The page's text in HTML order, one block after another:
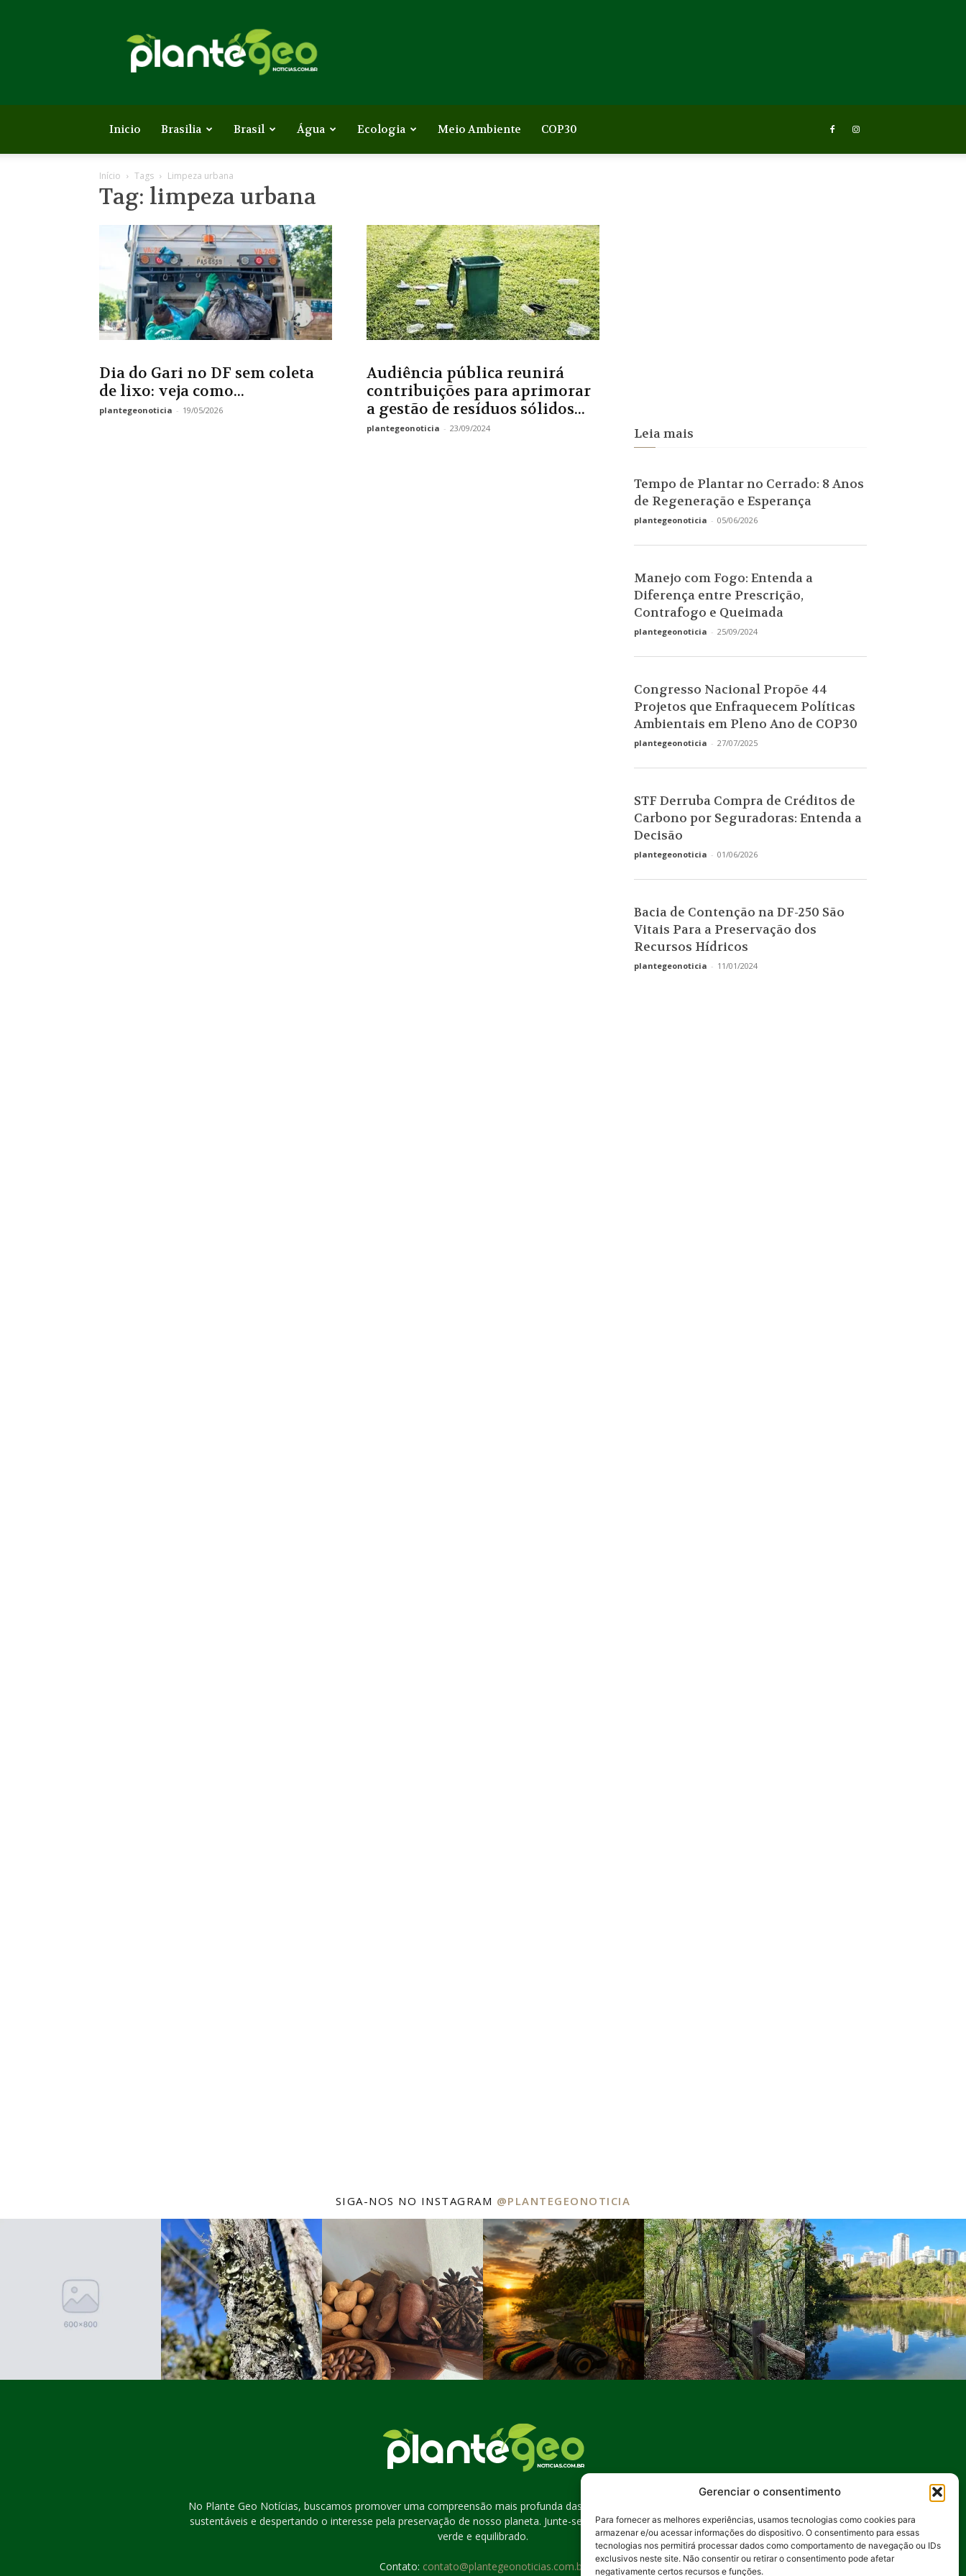
Gerenciar o consentimento
Para fornecer as melhores experiências, usamos tecnologias como cookies para
armazenar e/ou acessar informações do dispositivo. O consentimento para essas
tecnologias nos permitirá processar dados como comportamento de navegação ou IDs
exclusivos neste site. Não consentir ou retirar o consentimento pode afetar
negativamente certos recursos e funções.
Geo
Inicio Brasilia Brasil Água Ecologia Meio Ambiente COP30
Início Tags Limpeza urbana
Tag: limpeza urbana
Dia do Gari no DF sem coleta
de lixo: veja como...
plantegeonoticia - 19/05/2026
Audiência pública reunirá
contribuições para aprimorar
a gestão de resíduos sólidos...
plantegeonoticia - 23/09/2024 Leia mais
Tempo de Plantar no Cerrado: 8 Anos
de Regeneração e Esperança
plantegeonoticia - 05/06/2026
Manejo com Fogo: Entenda a
Diferença entre Prescrição,
Contrafogo e Queimada
plantegeonoticia - 25/09/2024
Congresso Nacional Propõe 44
Projetos que Enfraquecem Políticas
Ambientais em Pleno Ano de COP30
plantegeonoticia - 27/07/2025
STF Derruba Compra de Créditos de
Carbono por Seguradoras: Entenda a
Decisão
plantegeonoticia - 01/06/2026
Bacia de Contenção na DF-250 São
Vitais Para a Preservação dos
Recursos Hídricos
plantegeonoticia - 11/01/2024
SIGA-NOS NO INSTAGRAM @PLANTEGEONOTICIA
No Plante Geo Notícias, buscamos promover uma compreensão mais profunda das questões ambientais, incentivando ações
sustentáveis e despertando o interesse pela preservação de nosso planeta. Junte-se a nós na jornada rumo a um futuro mais
verde e equilibrado.
Contato: contato@plantegeonoticias.com.br